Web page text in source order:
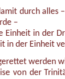
durch alles
–
Einheit in der
in der Einheit
werden
von der